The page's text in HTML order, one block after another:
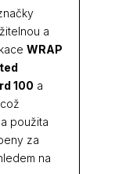
a
WRAP
100 a
použita
za
na